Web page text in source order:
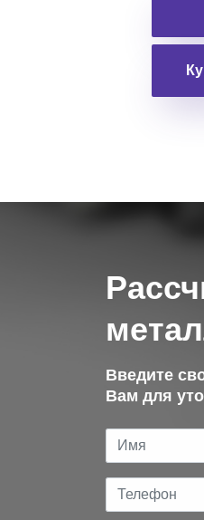
Введите
Вам для